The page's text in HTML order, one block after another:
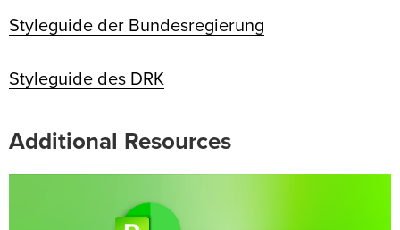
Styleguide der Bundesregierung
Styleguide des DRK
Additional Resources